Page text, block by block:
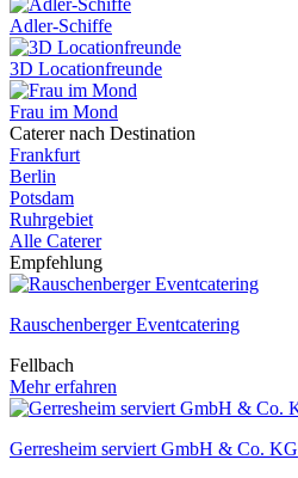
Adler-Schiffe
3D Locationfreunde
Frau im Mond
Caterer nach Destination
Frankfurt
Berlin
Potsdam
Ruhrgebiet
Alle Caterer
Empfehlung
Rauschenberger Eventcatering
Fellbach
Mehr erfahren
Gerresheim serviert GmbH & Co. KG